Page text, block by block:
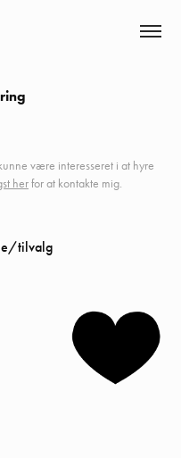
være interesseret i at hyre
herfor at kontakte mig.
tilvalg